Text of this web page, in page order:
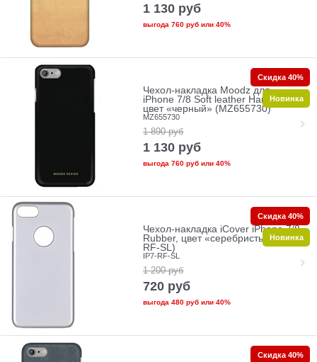
1 130 руб
выгода 760 рубили 40%
Чехол-накладка Moodz для
iPhone 7/8 Soft leather Hard Notte,
цвет «черный» (MZ655730)
MZ655730
1 890 руб
1 130 руб
выгода 760 рубили 40%
Скидка 40%
Новинка
Чехол-накладка iCover iPhone 7/8
Rubber, цвет «серебристый» (IP7-
RF-SL)
IP7-RF-SL
1 200 руб
720 руб
выгода 480 рубили 40%
Скидка 40%
Новинка
Скидка 40%